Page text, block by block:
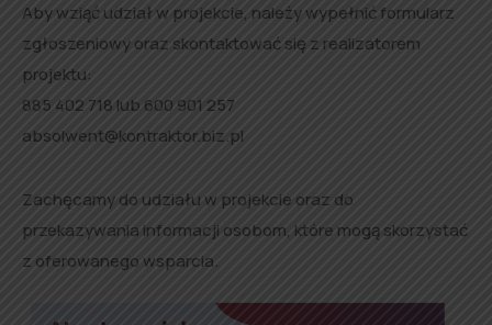
Aby wziąć udział w projekcie, należy wypełnić formularz
zgłoszeniowy oraz skontaktować się z realizatorem
projektu:
885 402 718 lub 600 901 257
absolwent@kontraktor.biz.pl
Zachęcamy do udziału w projekcie oraz do
przekazywania informacji osobom, które mogą skorzystać
z oferowanego wsparcia.